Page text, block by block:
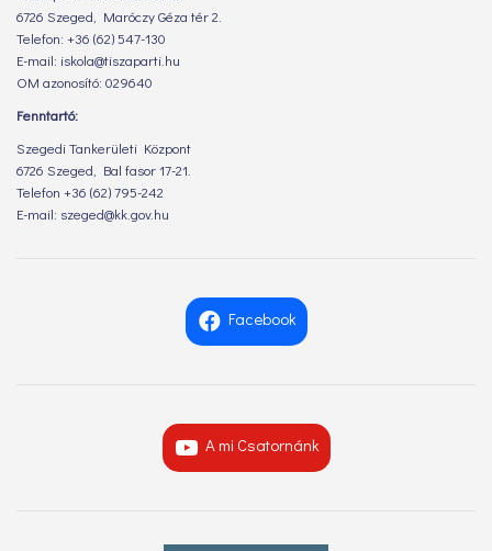
6726 Szeged, Maróczy Géza tér 2.
Telefon: +36 (62) 547-130
E-mail: iskola@tiszaparti.hu
OM azonosító: 029640
Fenntartó:
Szegedi Tankerületi Központ
6726 Szeged, Bal fasor 17-21.
Telefon +36 (62) 795-242
E-mail: szeged@kk.gov.hu
Facebook
A mi Csatornánk